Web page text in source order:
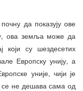
да показују ове
ова земља може да
који су шездесетих
Европску унију, а
уније, чији је
се не дешава сама од